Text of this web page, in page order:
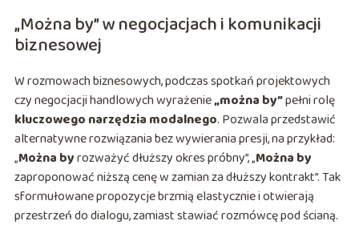
„Można by” w negocjacjach i komunikacji
biznesowej
W rozmowach biznesowych, podczas spotkań projektowych
czy negocjacji handlowych wyrażenie„można by”pełni rolę
kluczowego narzędzia modalnego. Pozwala przedstawić
alternatywne rozwiązania bez wywierania presji, na przykład:
„Można byrozważyć dłuższy okres próbny”, „Można by
zaproponować niższą cenę w zamian za dłuższy kontrakt”. Tak
sformułowane propozycje brzmią elastycznie i otwierają
przestrzeń do dialogu, zamiast stawiać rozmówcę pod ścianą.